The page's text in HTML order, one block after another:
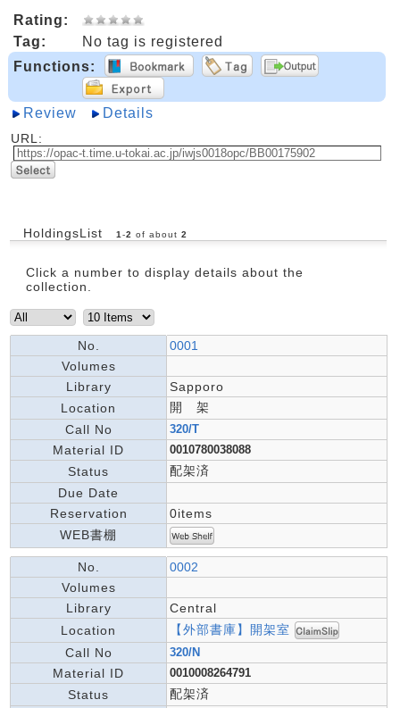
Rating:
Tag:
No tag is registered
Functions:
Review Details
URL:
HoldingsList 1 -2 of about 2
Click a number to display details about the
collection.
No.
0001
Volumes
Library
Sapporo
Location
開 架
Call No
320/T
Material ID 0010780038088
Status
配架済
Due Date
Reservation
0items
WEB書棚
No.
0002
Volumes
Library
Central
Location
【外部書庫】開架室
Call No
320/N
Material ID 0010008264791
Status
配架済